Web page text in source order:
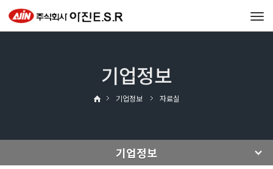
기업정보
기업정보 자료실
기업정보